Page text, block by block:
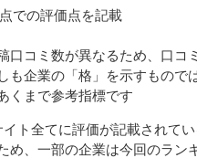
での評価点を記載
口コミ数が異なるため、口コ
も企業の「格」を示すもので
くまで参考指標です
ト全てに評価が記載されて
め、一部の企業は今回のラン